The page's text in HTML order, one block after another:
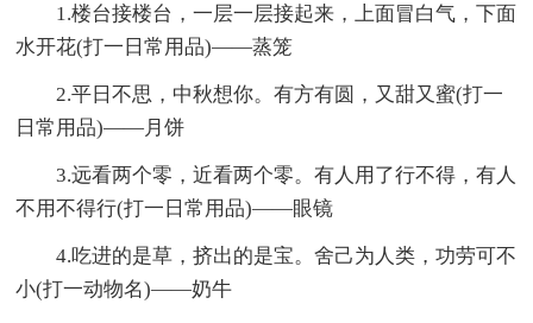
1.楼台接楼台，一层一层接起来，上面冒白气，下面
水开花(打一日常用品)——蒸笼
2.平日不思，中秋想你。有方有圆，又甜又蜜(打一
日常用品)——月饼
3.远看两个零，近看两个零。有人用了行不得，有人
不用不得行(打一日常用品)——眼镜
4.吃进的是草，挤出的是宝。舍己为人类，功劳可不
小(打一动物名)——奶牛